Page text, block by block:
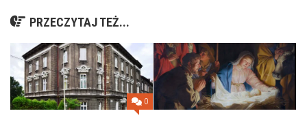
PRZECZYTAJ TEŻ...
0